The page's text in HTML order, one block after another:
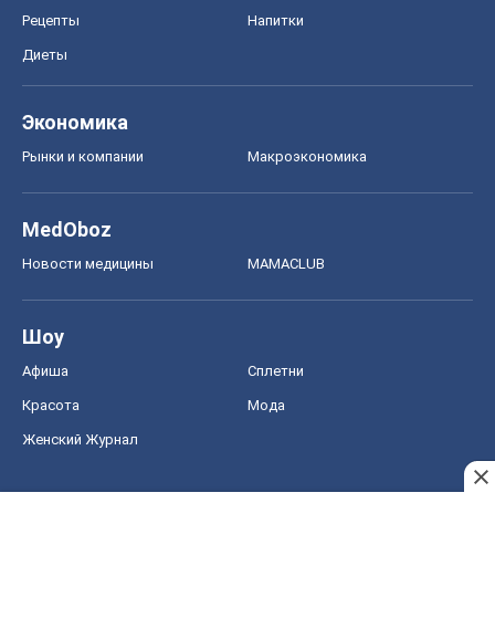
Рецепты Напитки
Диеты
Экономика
Рынки и компании Mакроэкономика
MedOboz
Новости медицины MAMACLUB
Шоу
Афиша Сплетни
Красота Мода
Женский Журнал